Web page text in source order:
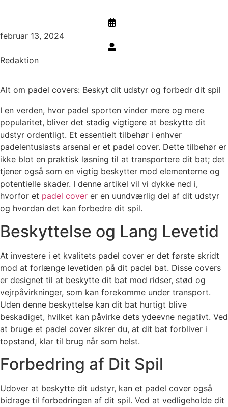
februar 13, 2024
Redaktion
Alt om padel covers: Beskyt dit udstyr og forbedr dit spil
I en verden, hvor padel sporten vinder mere og mere
popularitet, bliver det stadig vigtigere at beskytte dit
udstyr ordentligt. Et essentielt tilbehør i enhver
padelentusiasts arsenal er et padel cover. Dette tilbehør er
ikke blot en praktisk løsning til at transportere dit bat; det
tjener også som en vigtig beskytter mod elementerne og
potentielle skader. I denne artikel vil vi dykke ned i,
hvorfor et padel cover er en uundværlig del af dit udstyr
og hvordan det kan forbedre dit spil.
Beskyttelse og Lang Levetid
At investere i et kvalitets padel cover er det første skridt
mod at forlænge levetiden på dit padel bat. Disse covers
er designet til at beskytte dit bat mod ridser, stød og
vejrpåvirkninger, som kan forekomme under transport.
Uden denne beskyttelse kan dit bat hurtigt blive
beskadiget, hvilket kan påvirke dets ydeevne negativt. Ved
at bruge et padel cover sikrer du, at dit bat forbliver i
topstand, klar til brug når som helst.
Forbedring af Dit Spil
Udover at beskytte dit udstyr, kan et padel cover også
bidrage til forbedringen af dit spil. Ved at vedligeholde dit